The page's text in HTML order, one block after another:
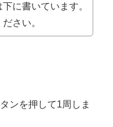
に書いています。
さい。
ンを押して1周しま